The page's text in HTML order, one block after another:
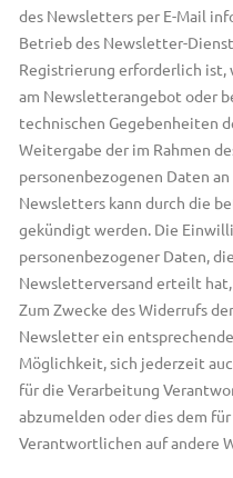
des Newsletters per E-Mail
Betrieb des Newsletter-
Registrierung erforderlich ist,
am Newsletterangebot oder
technischen Gegebenheiten
Weitergabe der im Rahmen
personenbezogenen Daten
Newsletters kann durch die
gekündigt werden. Die
personenbezogener Daten,
Newsletterversand erteilt
Zum Zwecke des Widerrufs
Newsletter ein
Möglichkeit, sich jederzeit
für die Verarbeitung
abzumelden oder dies dem
Verantwortlichen auf andere